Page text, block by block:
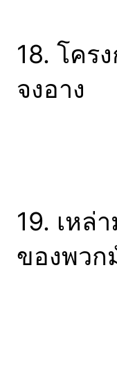
18. โคร
จงอาง
19. เหล่
ของพวก